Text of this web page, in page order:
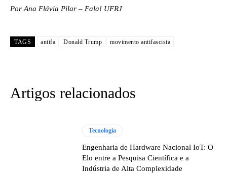
Por Ana Flávia Pilar – Fala! UFRJ
TAGS antifa Donald Trump movimento antifascista
Artigos relacionados
Tecnologia
Engenharia de Hardware Nacional IoT: O
Elo entre a Pesquisa Científica e a
Indústria de Alta Complexidade